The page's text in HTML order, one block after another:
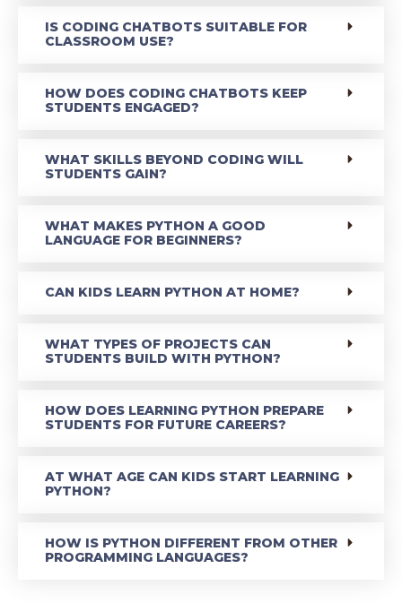
IS CODING CHATBOTS SUITABLE FOR
CLASSROOM USE?
HOW DOES CODING CHATBOTS KEEP
STUDENTS ENGAGED?
WHAT SKILLS BEYOND CODING WILL
STUDENTS GAIN?
WHAT MAKES PYTHON A GOOD
LANGUAGE FOR BEGINNERS?
CAN KIDS LEARN PYTHON AT HOME?
WHAT TYPES OF PROJECTS CAN
STUDENTS BUILD WITH PYTHON?
HOW DOES LEARNING PYTHON PREPARE
STUDENTS FOR FUTURE CAREERS?
AT WHAT AGE CAN KIDS START LEARNING
PYTHON?
HOW IS PYTHON DIFFERENT FROM OTHER
PROGRAMMING LANGUAGES?